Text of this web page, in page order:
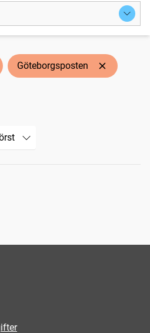
Göteborgsposten